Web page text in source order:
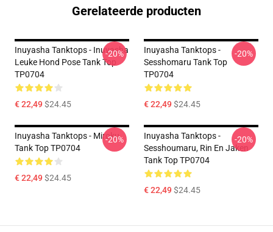
Gerelateerde producten
Inuyasha Tanktops - Inuyasha
Leuke Hond Pose Tank Top
TP0704
€ 22,49$24.45
-20%
Inuyasha Tanktops -
Sesshomaru Tank Top
TP0704
€ 22,49$24.45
-20%
Inuyasha Tanktops - Miroku
Tank Top TP0704
€ 22,49$24.45
-20%
Inuyasha Tanktops -
Sesshoumaru, Rin En Jaken
Tank Top TP0704
€ 22,49$24.45
-20%